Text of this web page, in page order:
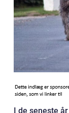
I de seneste